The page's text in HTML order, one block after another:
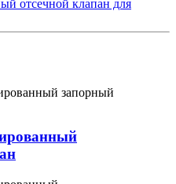
отсечной клапан для